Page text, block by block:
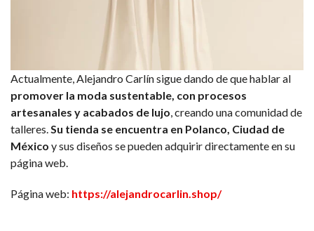
Actualmente, Alejandro Carlín sigue dando de que hablar al
promover la moda sustentable, con procesos
artesanales y acabados de lujo, creando una comunidad de
talleres.Su tienda se encuentra en Polanco, Ciudad de
México y sus diseños se pueden adquirir directamente en su
página web.
Página web: https://alejandrocarlin.shop/